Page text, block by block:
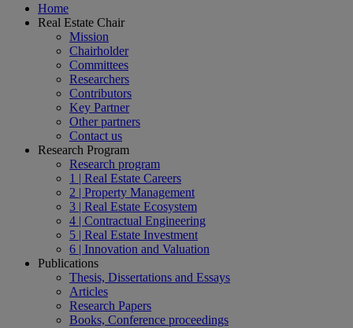
Home
Real Estate Chair
Mission
Chairholder
Committees
Researchers
Contributors
Key Partner
Other partners
Contact us
Research Program
Research program
1 | Real Estate Careers
2 | Property Management
3 | Real Estate Ecosystem
4 | Contractual Engineering
5 | Real Estate Investment
6 | Innovation and Valuation
Publications
Thesis, Dissertations and Essays
Articles
Research Papers
Books, Conference proceedings